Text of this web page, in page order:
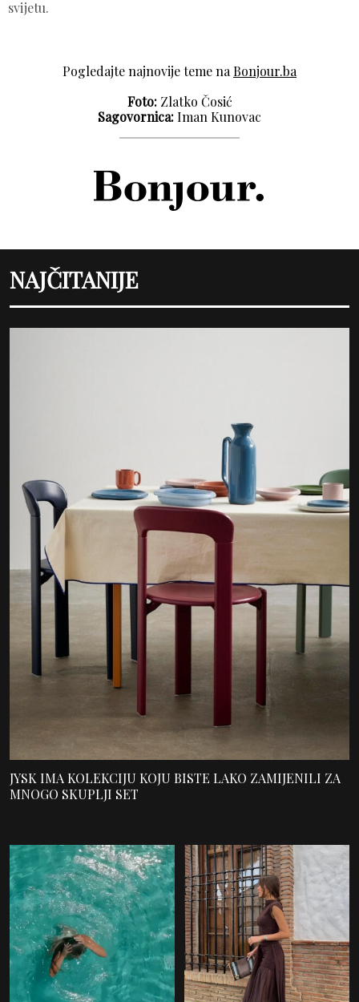
svijetu.
Pogledajte najnovije teme na Bonjour.ba
Foto:Zlatko Čosić
Sagovornica:Iman Kunovac
NAJČITANIJE
JYSK IMA KOLEKCIJU KOJU BISTE LAKO ZAMIJENILI ZA
MNOGO SKUPLJI SET